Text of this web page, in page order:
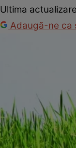
Ultima
Adaugă-ne ca